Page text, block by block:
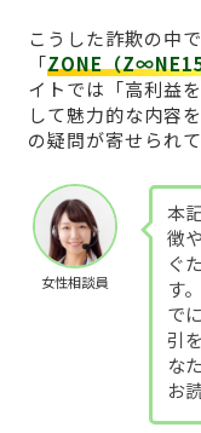
こうした詐欺の中
「ZONE（
イトでは「高利益
して魅力的な内容
の疑問が寄せられて
女性相談員
本
徴
ぐ
す
で
引
な
お